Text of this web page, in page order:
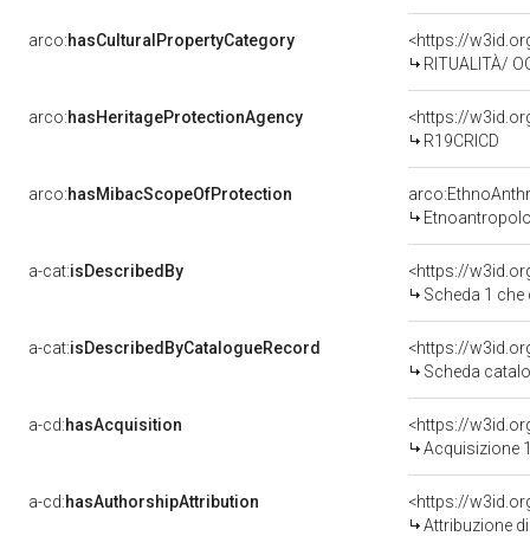
arco:hasCulturalPropertyCategory
<https://
RITUALITÀ/
arco:hasHeritageProtectionAgency
<https://
R19CRICD
arco:hasMibacScopeOfProtection
a-cat:isDescribedBy
<https://
Scheda 1
a-cat:isDescribedByCatalogueRecord
<https://
Scheda
a-cd:hasAcquisition
<https://
Acquisizione
a-cd:hasAuthorshipAttribution
Attribuzione